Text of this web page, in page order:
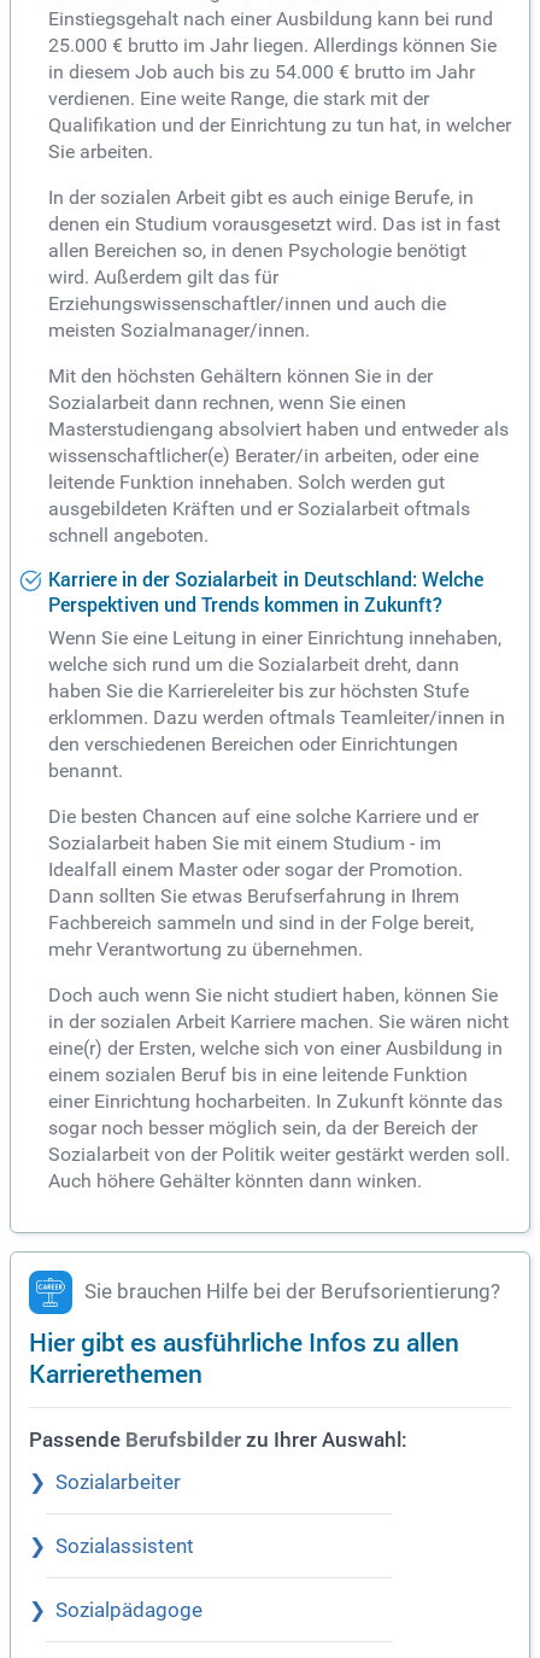
Einstiegsgehalt nach einer Ausbildung kann bei rund
25.000 € brutto im Jahr liegen. Allerdings können Sie
in diesem Job auch bis zu 54.000 € brutto im Jahr
verdienen. Eine weite Range, die stark mit der
Qualifikation und der Einrichtung zu tun hat, in welcher
Sie arbeiten.
In der sozialen Arbeit gibt es auch einige Berufe, in
denen ein Studium vorausgesetzt wird. Das ist in fast
allen Bereichen so, in denen Psychologie benötigt
wird. Außerdem gilt das für
Erziehungswissenschaftler/innen und auch die
meisten Sozialmanager/innen.
Mit den höchsten Gehältern können Sie in der
Sozialarbeit dann rechnen, wenn Sie einen
Masterstudiengang absolviert haben und entweder als
wissenschaftlicher(e) Berater/in arbeiten, oder eine
leitende Funktion innehaben. Solch werden gut
ausgebildeten Kräften und er Sozialarbeit oftmals
schnell angeboten.
Karriere in der Sozialarbeit in Deutschland: Welche
Perspektiven und Trends kommen in Zukunft?
Wenn Sie eine Leitung in einer Einrichtung innehaben,
welche sich rund um die Sozialarbeit dreht, dann
haben Sie die Karriereleiter bis zur höchsten Stufe
erklommen. Dazu werden oftmals Teamleiter/innen in
den verschiedenen Bereichen oder Einrichtungen
benannt.
Die besten Chancen auf eine solche Karriere und er
Sozialarbeit haben Sie mit einem Studium - im
Idealfall einem Master oder sogar der Promotion.
Dann sollten Sie etwas Berufserfahrung in Ihrem
Fachbereich sammeln und sind in der Folge bereit,
mehr Verantwortung zu übernehmen.
Doch auch wenn Sie nicht studiert haben, können Sie
in der sozialen Arbeit Karriere machen. Sie wären nicht
eine(r) der Ersten, welche sich von einer Ausbildung in
einem sozialen Beruf bis in eine leitende Funktion
einer Einrichtung hocharbeiten. In Zukunft könnte das
sogar noch besser möglich sein, da der Bereich der
Sozialarbeit von der Politik weiter gestärkt werden soll.
Auch höhere Gehälter könnten dann winken.
Sie brauchen Hilfe bei der Berufsorientierung?
Hier gibt es ausführliche Infos zu allen
Karrierethemen
Passende Berufsbilder zu Ihrer Auswahl:
Sozialarbeiter
Sozialassistent
Sozialpädagoge